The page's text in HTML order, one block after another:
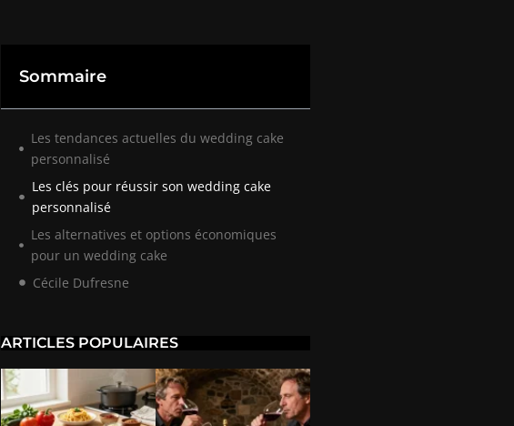
Sommaire
Les tendances actuelles du wedding cake
personnalisé
Les clés pour réussir son wedding cake
personnalisé
Les alternatives et options économiques
pour un wedding cake
Cécile Dufresne
ARTICLES POPULAIRES